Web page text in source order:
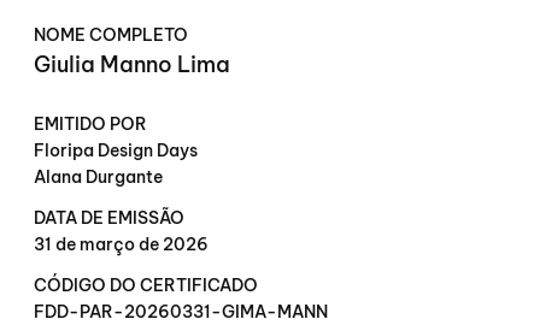
NOME COMPLETO
Giulia Manno Lima
DATA DE EMISSÃO
31 de março de 2026
EMITIDO POR
Floripa Design Days
Alana Durgante
CÓDIGO DO CERTIFICADO
FDD-PAR-20260331-GIMA-MANN